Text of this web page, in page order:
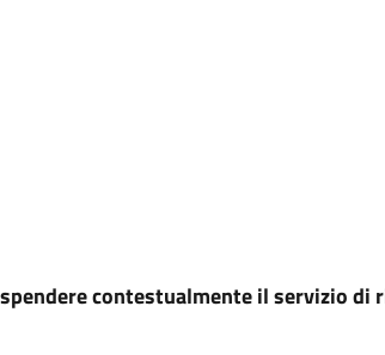
contestualmente il servizio di